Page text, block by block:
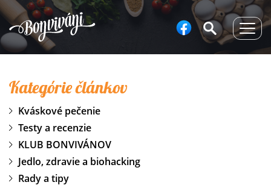
Kategórie článkov
Kváskové pečenie
Testy a recenzie
KLUB BONVIVÁNOV
Jedlo, zdravie a biohacking
Rady a tipy